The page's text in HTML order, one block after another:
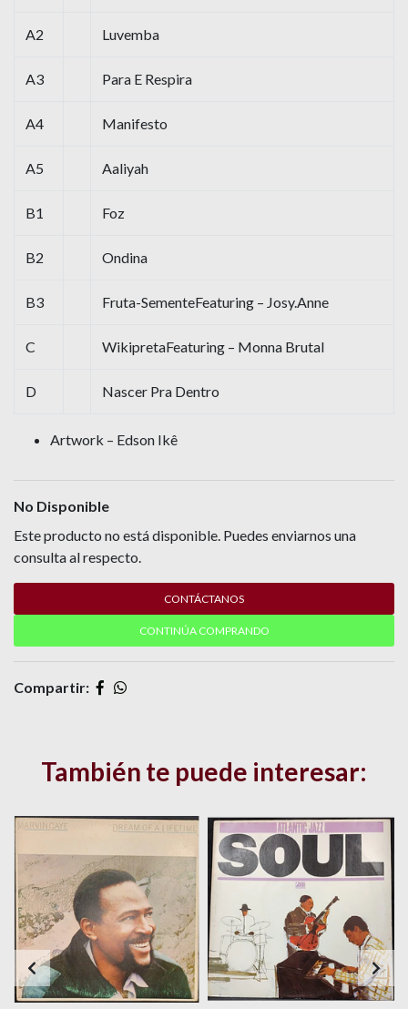
A2 Luvemba
A3 Para E Respira
A4 Manifesto
A5 Aaliyah
B1 Foz
B2 Ondina
B3 Fruta-SementeFeaturing – Josy.Anne
C WikipretaFeaturing – Monna Brutal
D Nascer Pra Dentro
Artwork – Edson Ikê
No Disponible
Este producto no está disponible. Puedes enviarnos una
consulta al respecto.
CONTÁCTANOS
CONTINÚA COMPRANDO
Compartir:
También te puede interesar: